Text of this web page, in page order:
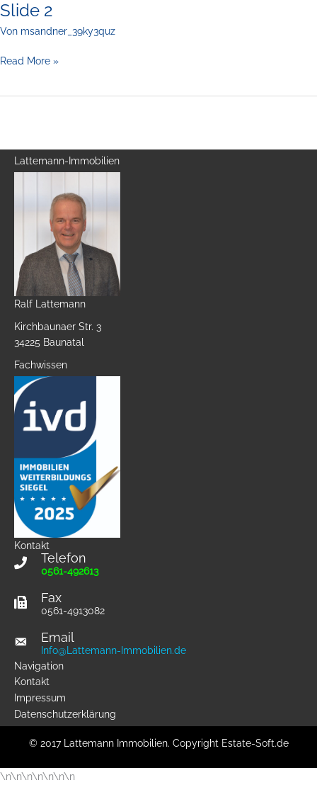
Slide 2
Von msandner_39ky3quz
Slide
Read More »
Lattemann-Immobilien
Ralf Lattemann
Kirchbaunaer Str. 3
34225 Baunatal
Fachwissen
Kontakt
Telefon
0561-492613
Fax
0561-4913082
Email
Info@Lattemann-Immobilien.de
Navigation
Kontakt
Impressum
Datenschutzerklärung
© 2017 Lattemann Immobilien. Copyright Estate-Soft.de
\n\n\n\n\n\n\n